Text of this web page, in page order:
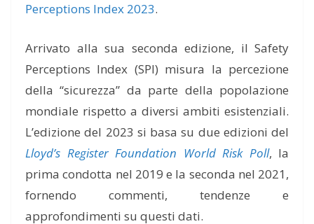
Perceptions Index 2023.
Arrivato alla sua seconda edizione, il Safety
Perceptions Index (SPI) misura la percezione
della “sicurezza” da parte della popolazione
mondiale rispetto a diversi ambiti esistenziali.
L’edizione del 2023 si basa su due edizioni del
Lloyd’s Register Foundation World Risk Poll, la
prima condotta nel 2019 e la seconda nel 2021,
fornendo commenti, tendenze e
approfondimenti su questi dati.